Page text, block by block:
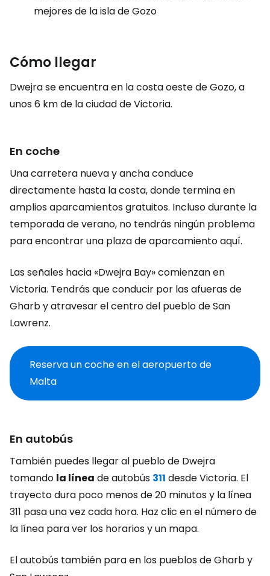
mejores de la isla de Gozo
Cómo llegar
Dwejra se encuentra en la costa oeste de Gozo, a
unos 6 km de la ciudad de Victoria.
En coche
Una carretera nueva y ancha conduce
directamente hasta la costa, donde termina en
amplios aparcamientos gratuitos. Incluso durante la
temporada de verano, no tendrás ningún problema
para encontrar una plaza de aparcamiento aquí.
Las señales hacia «Dwejra Bay» comienzan en
Victoria. Tendrás que conducir por las afueras de
Gharb y atravesar el centro del pueblo de San
Lawrenz.
Reserva un coche en el aeropuerto de
Malta
En autobús
También puedes llegar al pueblo de Dwejra
tomando la línea de autobús 311 desde Victoria. El
trayecto dura poco menos de 20 minutos y la línea
311 pasa una vez cada hora. Haz clic en el número de
la línea para ver los horarios y un mapa.
El autobús también para en los pueblos de Gharb y